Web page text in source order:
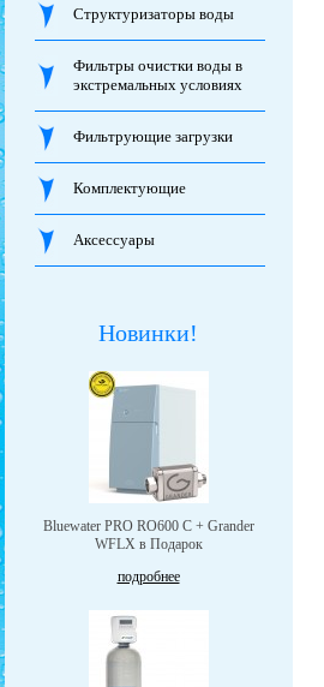
Структуризаторы воды
Фильтры очистки воды в
экстремальных условиях
Фильтрующие загрузки
Комплектующие
Аксессуары
Новинки!
Bluewater PRO RO600 C + Grander
WFLX в Подарок
подробнее